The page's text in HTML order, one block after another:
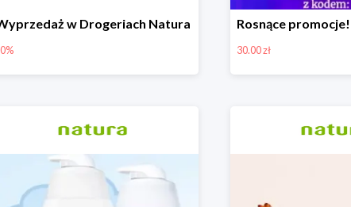
w Drogeriach Natura
30.00 zł